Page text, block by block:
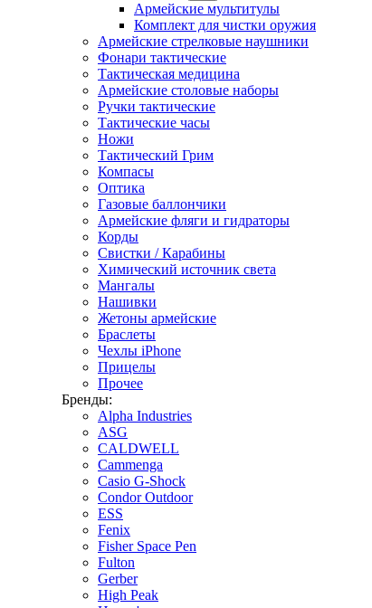
Армейские мультитулы
Комплект для чистки оружия
Армейские стрелковые наушники
Фонари тактические
Тактическая медицина
Армейские столовые наборы
Ручки тактические
Тактические часы
Ножи
Тактический Грим
Компасы
Оптика
Газовые баллончики
Армейские фляги и гидраторы
Корды
Свистки / Карабины
Химический источник света
Мангалы
Нашивки
Жетоны армейские
Браслеты
Чехлы iPhone
Прицелы
Прочее
Бренды:
Alpha Industries
ASG
CALDWELL
Cammenga
Casio G-Shock
Condor Outdoor
ESS
Fenix
Fisher Space Pen
Fulton
Gerber
High Peak